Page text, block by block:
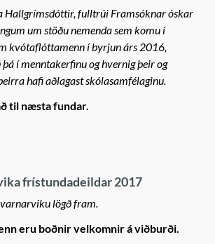
Hallgrímsdóttir, fulltrúi Framsóknar óskar
um stöðu nemenda sem komu í
kvótaflóttamenn í byrjun árs 2016,
í menntakerfinu og hvernig þeir og
hafi aðlagast skólasamfélaginu.
til næsta fundar.
frístundadeildar 2017
lögð fram.
eru boðnir velkomnir á viðburði.